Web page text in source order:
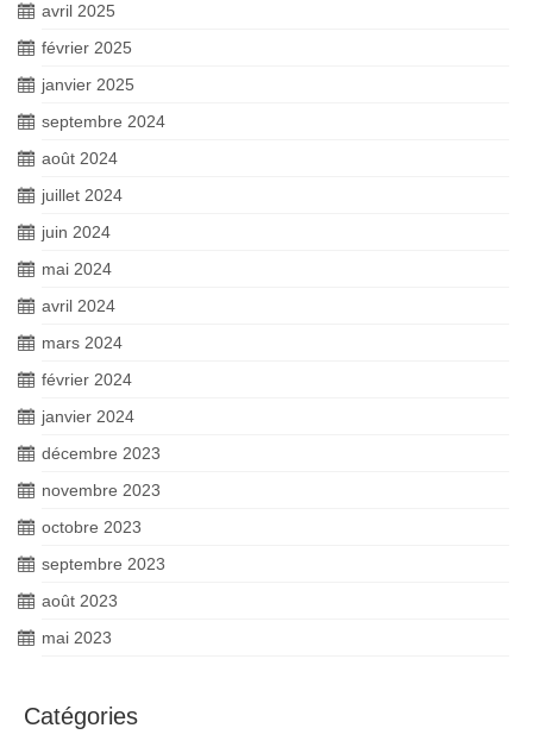
avril 2025
février 2025
janvier 2025
septembre 2024
août 2024
juillet 2024
juin 2024
mai 2024
avril 2024
mars 2024
février 2024
janvier 2024
décembre 2023
novembre 2023
octobre 2023
septembre 2023
août 2023
mai 2023
Catégories